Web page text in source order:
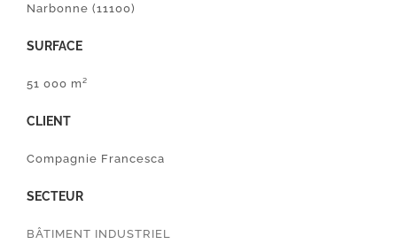
Narbonne (11100)
SURFACE
51 000 m²
CLIENT
Compagnie Francesca
SECTEUR
BÂTIMENT INDUSTRIEL